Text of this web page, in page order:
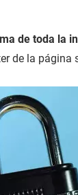
de toda la
de la página